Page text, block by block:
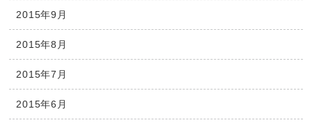
2015年9月
2015年8月
2015年7月
2015年6月